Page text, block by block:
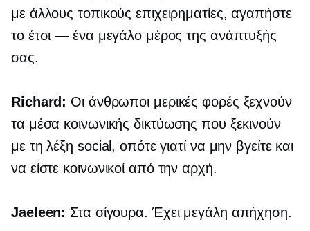
με άλλους τοπικούς επιχειρηματίες, αγαπήστε
το έτσι — ένα μεγάλο μέρος της ανάπτυξής
σας.
Richard: Οι άνθρωποι μερικές φορές ξεχνούν
τα μέσα κοινωνικής δικτύωσης που ξεκινούν
με τη λέξη social, οπότε γιατί να μην βγείτε και
να είστε κοινωνικοί από την αρχή.
Jaeleen: Στα σίγουρα. Έχει μεγάλη απήχηση.